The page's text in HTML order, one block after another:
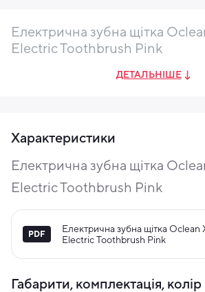
Електрична зубна щітка
Electric Toothbrush Pink
ДЕТАЛЬНІШЕ
Характеристики
Електрична зубна щітка
Electric Toothbrush Pink
Електрична зубна щітка Oclean
Electric Toothbrush Pink
Габарити, комплектація, колір